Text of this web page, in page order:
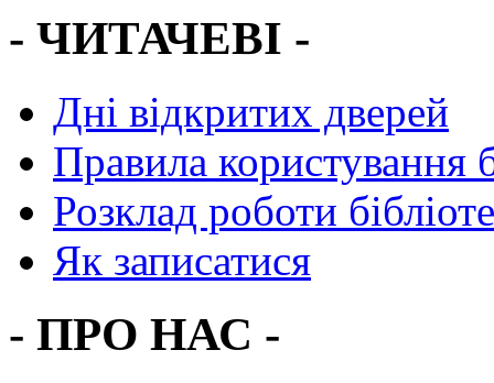
- ЧИТАЧЕВІ -
Дні відкритих дверей
Правила користування
Розклад роботи
Як записатися
- ПРО НАС -